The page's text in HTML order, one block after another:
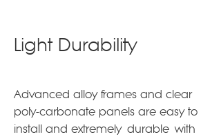
Light Durability
Advanced alloy frames and clear
poly-carbonate panels are easy to
install and extremely durable with